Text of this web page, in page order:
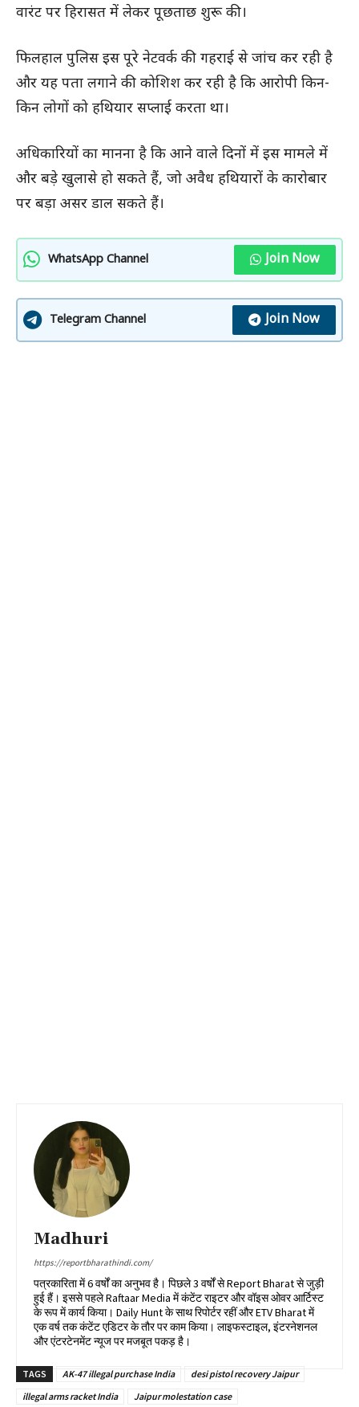
वारंट पर हिरासत में लेकर पूछताछ शुरू की।
फिलहाल पुलिस इस पूरे नेटवर्क की गहराई से जांच कर रही है
और यह पता लगाने की कोशिश कर रही है कि आरोपी किन-
किन लोगों को हथियार सप्लाई करता था।
अधिकारियों का मानना है कि आने वाले दिनों में इस मामले में
और बड़े खुलासे हो सकते हैं, जो अवैध हथियारों के कारोबार
पर बड़ा असर डाल सकते हैं।
WhatsApp Channel Join Now
Telegram Channel Join Now
Madhuri
https://reportbharathindi.com/
पत्रकारिता में 6 वर्षों का अनुभव है। पिछले 3 वर्षों से Report Bharat से जुड़ी
हुई हैं। इससे पहले Raftaar Media में कंटेंट राइटर और वॉइस ओवर आर्टिस्ट
के रूप में कार्य किया। Daily Hunt के साथ रिपोर्टर रहीं और ETV Bharat में
एक वर्ष तक कंटेंट एडिटर के तौर पर काम किया। लाइफस्टाइल, इंटरनेशनल
और एंटरटेनमेंट न्यूज पर मजबूत पकड़ है।
TAGS AK-47 illegal purchase India
desi pistol recovery Jaipur
illegal arms racket India
Jaipur molestation case